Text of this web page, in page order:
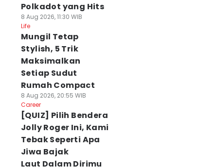
Polkadot yang Hits
8 Aug 2026, 11:30 WIB
Life
Mungil Tetap
Stylish, 5 Trik
Maksimalkan
Setiap Sudut
Rumah Compact
8 Aug 2026, 20:55 WIB
Career
[QUIZ] Pilih Bendera
Jolly Roger Ini, Kami
Tebak Seperti Apa
Jiwa Bajak
Laut Dalam Dirimu